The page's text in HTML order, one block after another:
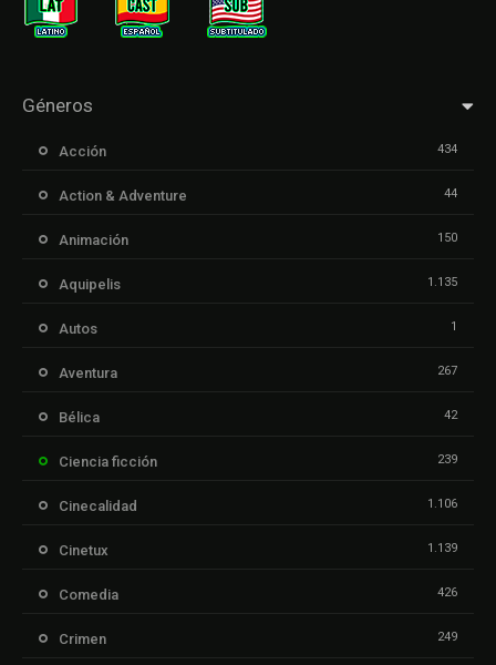
Géneros
Acción 434
Action & Adventure 44
Animación 150
Aquipelis 1.135
Autos 1
Aventura 267
Bélica 42
Ciencia ficción 239
Cinecalidad 1.106
Cinetux 1.139
Comedia 426
Crimen 249